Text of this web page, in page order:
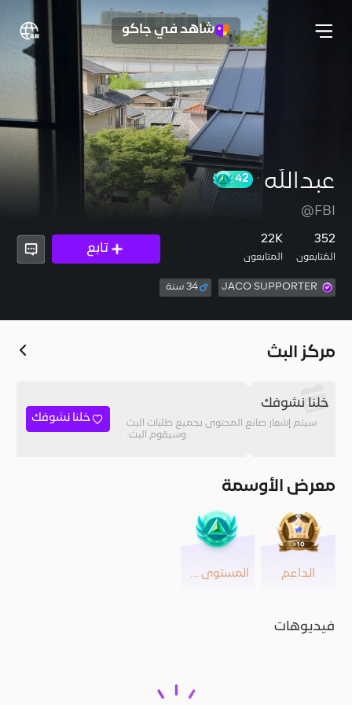
شاهد في جاكو
عبدالله
@FBI
352
المُتابعون
22K
المتابعون
تابع
JACO SUPPORTER 34 سنة
مركز البث
خلنا نشوفك
سيتم إشعار صانع المحتوى بجميع طلبات البث
وسيقوم البث.
خلنا نشوفك
معرض الأوسمة
الداعم المستوى 42
فيديوهات